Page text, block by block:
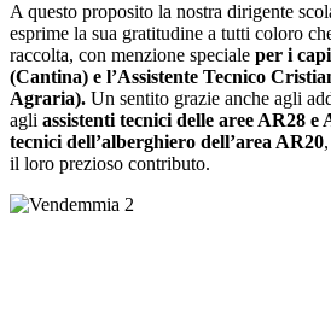
A questo proposito la nostra dirigente
esprime la sua gratitudine a tutti coloro
raccolta, con menzione speciale per i
(Cantina) e l’Assistente Tecnico
Agraria). Un sentito grazie anche agli
agli assistenti tecnici delle aree AR28 e
tecnici dell’alberghiero dell’area AR20
il loro prezioso contributo.